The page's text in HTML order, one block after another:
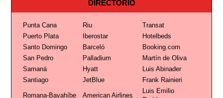
DIRECTORIO
Punta Cana Riu
Transat
Puerto Plata
Iberostar
Hotelbeds
Santo Domingo
Barceló
Booking.com
San Pedro
Palladium
Martín de Oliva
Samaná
Hyatt
Luis Abinader
Santiago
JetBlue Frank Rainieri
Romana-Bayahíbe American Airlines
Luis Emilio